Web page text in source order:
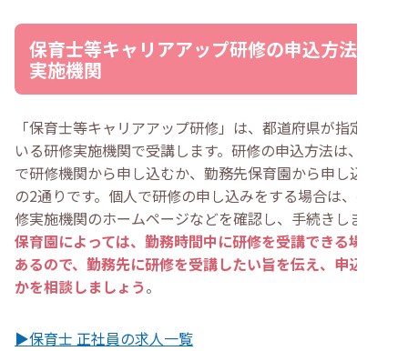
保育士等キャリアアップ研修の申込方法と
実施機関
「保育士等キャリアアップ研修」は、都道府県が指定して
いる研修実施機関で受講します。研修の申込方法は、個人
で研修機関から申し込むか、勤務先保育園から申し込むか
の2通りです。個人で研修の申し込みをする場合は、各研
修実施機関のホームページなどを確認し、手続きします。
保育園によっては、勤務時間中に研修を受講できる場合も
あるので、勤務先に研修を受講したい旨を伝え、申込可能
かを相談しましょう。
▶保育士 正社員の求人一覧